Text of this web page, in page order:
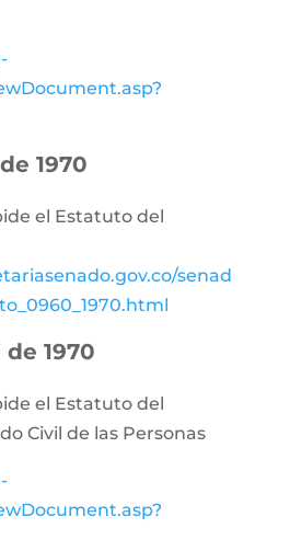
1970
el Estatuto del
senad
1970
el Estatuto del
Civil de las Personas